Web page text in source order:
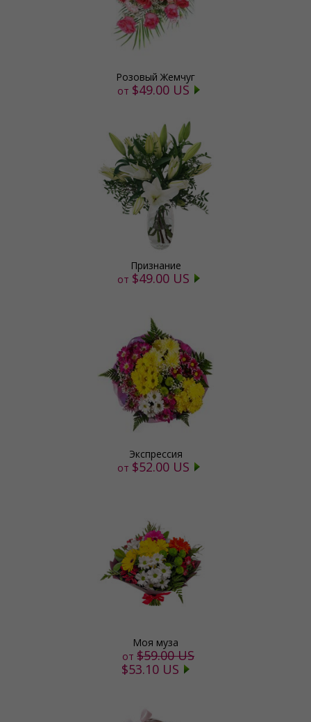
Розовый Жемчуг
от $49.00 US
Признание
от $49.00 US
Экспрессия
от $52.00 US
Моя муза
от $59.00 US
$53.10 US